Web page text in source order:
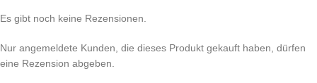
Es gibt noch keine Rezensionen.
Nur angemeldete Kunden, die dieses Produkt gekauft haben, dürfen
eine Rezension abgeben.